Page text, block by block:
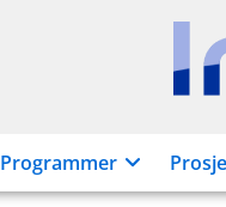
Programmer